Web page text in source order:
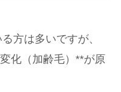
方は多いですが、
化（加齢毛）**が原